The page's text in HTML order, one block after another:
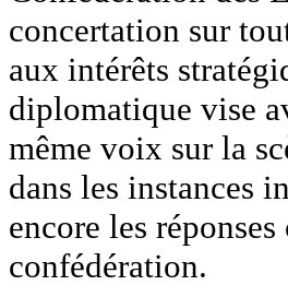
concertation sur
aux intérêts
diplomatique vise
même voix sur la
dans les instances
encore les
confédération.